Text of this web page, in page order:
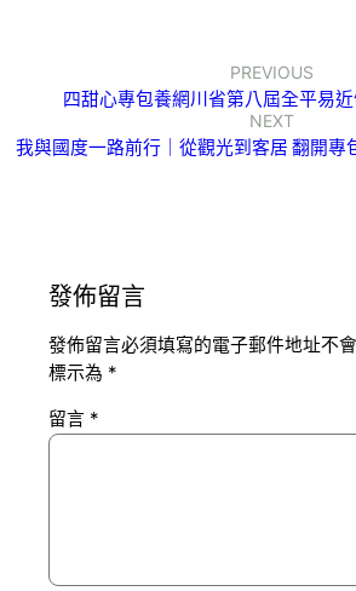
PREVIOUS
四甜心專包養網川省第八屆全平易
NEXT
我與國度一路前行｜從觀光到客居 翻開專
發佈留言
發佈留言必須填寫的電子郵件地址不
標示為 *
留言 *